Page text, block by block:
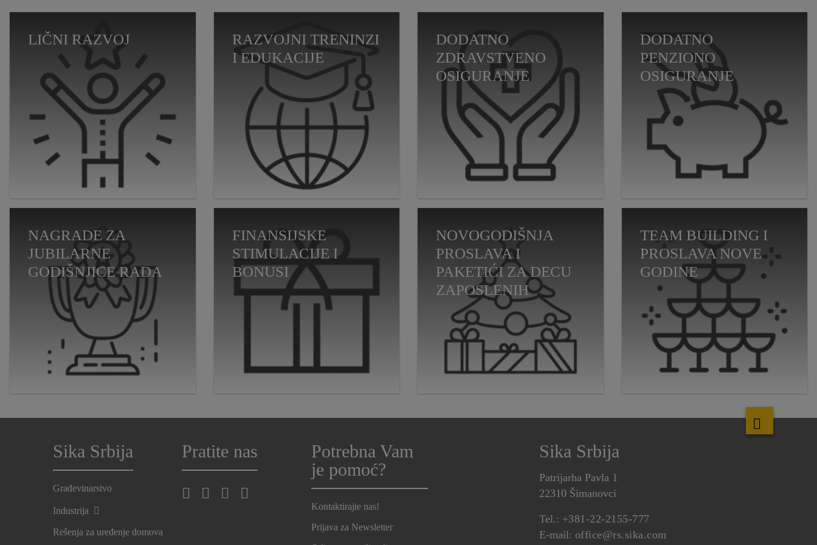
LIČNI RAZVOJ
NAGRADE ZA
JUBILARNE
GODIŠNJICE RADA
RAZVOJNI TRENINZI
I EDUKACIJE
FINANSIJSKE
STIMULACIJE I
BONUSI
DODATNO
ZDRAVSTVENO
OSIGURANJE
NOVOGODIŠNJA
PROSLAVA I
PAKETIĆI ZA DECU
ZAPOSLENIH
DODATNO
PENZIONO
OSIGURANJE
TEAM BUILDING I
PROSLAVA NOVE
GODINE
Sika Srbija
Građevinarstvo
Industrija
Rešenja za uređenje domova
Pratite nas
Potrebna Vam
je pomoć?
Kontaktirajte nas!
Prijava za Newsletter
Sika Srbija
Patrijarha Pavla 1
22310 Šimanovci
Tel.: +381-22-2155-777
E-mail: office@rs.sika.com